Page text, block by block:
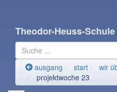
Theodor-Heuss-Schule
ausgang start wir
projektwoche 23